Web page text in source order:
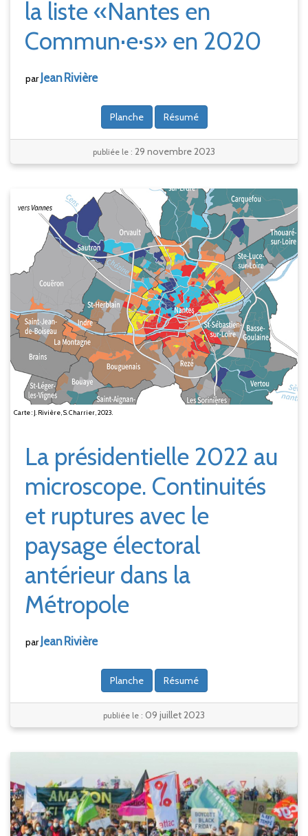
la liste «Nantes en
Commun·e·s» en 2020
parJeanRivière
Planche Résumé
publiée le : 29 novembre 2023
Carte : J. Rivière, S. Charrier, 2023.
La présidentielle 2022 au
microscope. Continuités
et ruptures avec le
paysage électoral
antérieur dans la
Métropole
parJeanRivière
Planche Résumé
publiée le : 09 juillet 2023